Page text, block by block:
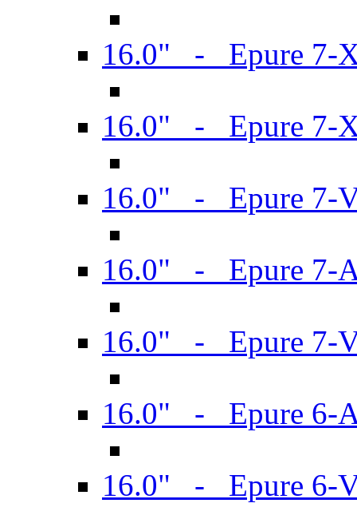
16.0" - Epure 7-
16.0" - Epure 7-
16.0" - Epure 7-
16.0" - Epure 7-
16.0" - Epure 7-
16.0" - Epure 6-
16.0" - Epure 6-